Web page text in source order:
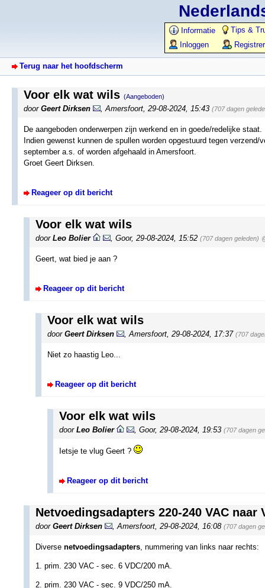
Informatie
Tips &
Inloggen
Terug naar het hoofdscherm
Voor elk wat wils (Aangeboden)
door Geert Dirksen Amersfoort 29-08-2024, 15:43 (707 dagen
De aangeboden onderwerpen zijn werkend en in goede/redelijke staat.
Indien gewenst kunnen de spullen worden opgestuurd tegen
september a.s. of worden afgehaald in Amersfoort.
Groet Geert Dirksen.
Reageer op dit bericht
Voor elk wat wils
door Leo Bolier Goor, 29-08-2024, 15:52 (707 dagen geleden)
Geert, wat bied je aan ?
Reageer op dit bericht
Voor elk wat wils
door Geert Dirksen ,Amersfoort, 29-08-2024, 17:37 (707
Niet zo haastig Leo...
Reageer op dit bericht
Voor elk wat wils
door Leo Bolier , Goor, 29-08-2024, 19:53 (707 dagen
Ietsje te vlug Geert ?
Reageer op dit bericht
Netvoedingsadapters 220-240 VAC naar
door Geert Dirksen ,Amersfoort, 29-08-2024, 16:08 (707 dagen
Diverse netvoedingsadapters, nummering van links naar rechts:
1. prim. 230 VAC - sec. 6 VDC/200 mA.
2. prim. 230 VAC - sec. 9 VDC/250 mA.